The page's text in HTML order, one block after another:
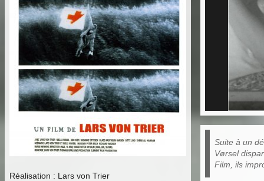
Réalisation : Lars von Trier
Suite à un
Vørsel
Film, ils